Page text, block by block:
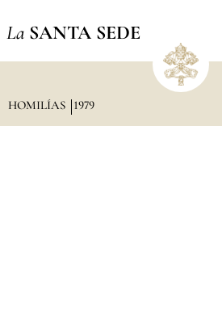
La SANTA SEDE
HOMILÍAS 1979